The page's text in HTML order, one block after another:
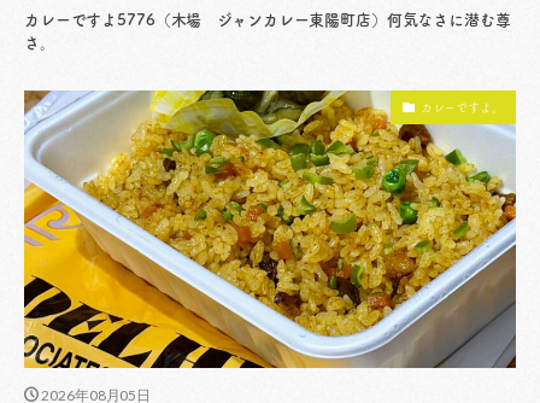
カレーですよ5776（木場 ジャンカレー東陽町店）何気なさに潜む尊
さ。
カレーですよ。
2026年08月05日